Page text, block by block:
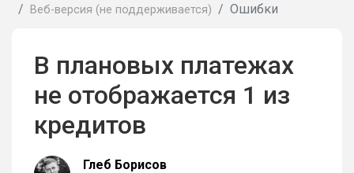
Веб-версия (не поддерживается)
Ошибки
В плановых платежах
не отображается 1 из
кредитов
Глеб Борисов